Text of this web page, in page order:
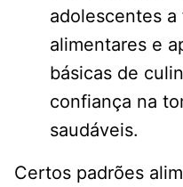
adolescentes
alimentares e
básicas de
confiança na
saudáveis.
Certos padrões